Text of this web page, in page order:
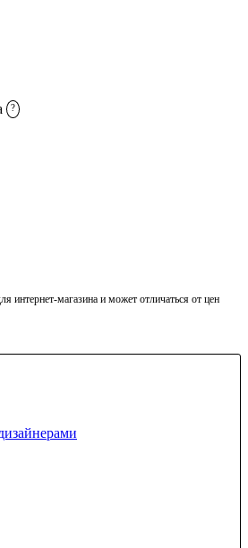
?
интернет-магазина и может отличаться от цен